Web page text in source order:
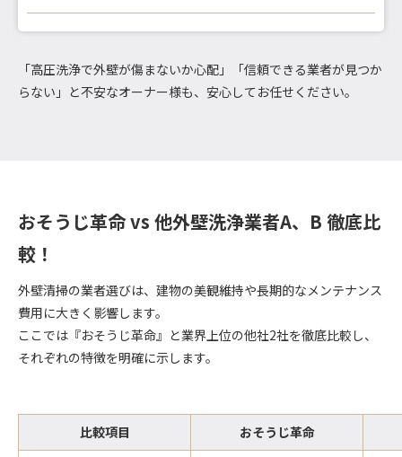
「高圧洗浄で外壁が傷まないか心配」「信頼できる業者が見つか
らない」と不安なオーナー様も、安心してお任せください。
おそうじ革命 vs 他外壁洗浄業者A、B 徹底比
較！
外壁清掃の業者選びは、建物の美観維持や長期的なメンテナンス
費用に大きく影響します。
ここでは『おそうじ革命』と業界上位の他社2社を徹底比較し、
それぞれの特徴を明確に示します。
比較項目 おそうじ革命